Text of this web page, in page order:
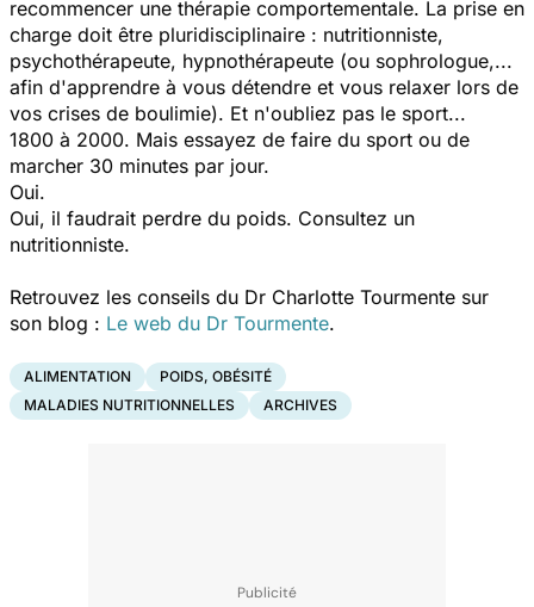
recommencer une thérapie comportementale. La prise en
charge doit être pluridisciplinaire : nutritionniste,
psychothérapeute, hypnothérapeute (ou sophrologue,...
afin d'apprendre à vous détendre et vous relaxer lors de
vos crises de boulimie). Et n'oubliez pas le sport...
1800 à 2000. Mais essayez de faire du sport ou de
marcher 30 minutes par jour.
Oui.
Oui, il faudrait perdre du poids. Consultez un
nutritionniste.
Retrouvez les conseils du Dr Charlotte Tourmente sur
son blog : Le web du Dr Tourmente.
ALIMENTATION
POIDS, OBÉSITÉ
MALADIES NUTRITIONNELLES
ARCHIVES